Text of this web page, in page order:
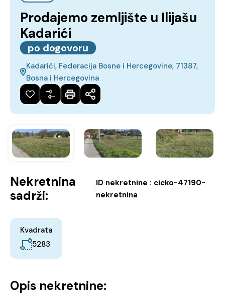
Prodajemo zemljište u Ilijašu
Kadarići
po dogovoru
Kadarići, Federacija Bosne i Hercegovine, 71387,
Bosna i Hercegovina
Nekretnina
sadrži:
ID nekretnine : cicko-47190-
nekretnina
Kvadrata
5283
Opis nekretnine: